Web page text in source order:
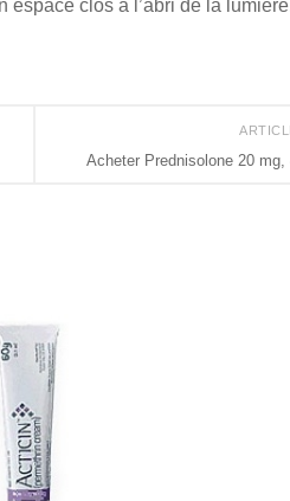
espace clos à l’abri de la
Acheter Prednisolone 20